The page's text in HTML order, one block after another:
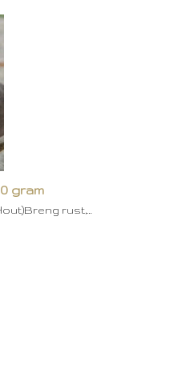
gram
rust,…